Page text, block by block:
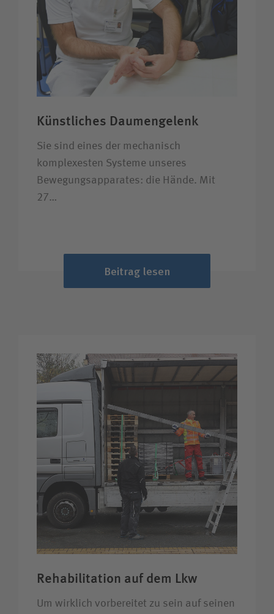
Künstliches Daumengelenk
Sie sind eines der mechanisch
komplexesten Systeme unseres
Bewegungsapparates: die Hände. Mit
27…
Beitrag lesen
Rehabilitation auf dem Lkw
Um wirklich vorbereitet zu sein auf seinen